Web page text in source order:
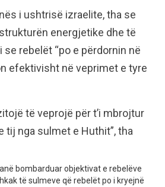
i ushtrisë izraelite, tha se
energjetike dhe të
se rebelët “po e përdornin në
efektivisht në veprimet e tyre
të veprojë për t’i mbrojtur
tij nga sulmet e Huthit”, tha
bombarduar objektivat e rebelëve
të sulmeve që rebelët po i kryejnë